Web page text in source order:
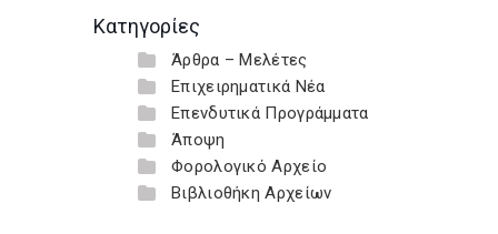
Κατηγορίες
Άρθρα – Μελέτες
Επιχειρηματικά Νέα
Επενδυτικά Προγράμματα
Άποψη
Φορολογικό Αρχείο
Βιβλιοθήκη Αρχείων